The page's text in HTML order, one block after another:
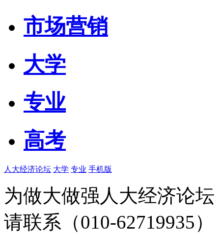
市场营销
大学
专业
高考
人大经济论坛 大学 专业 手机版
为做大做强人大经济论
请联系（010-62719935）